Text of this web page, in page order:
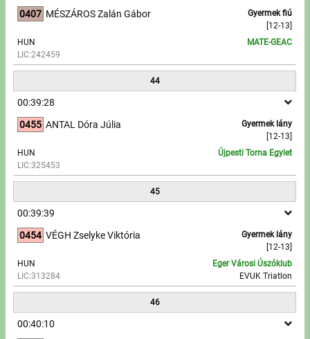
0407
Gyermek fiú
[12-13]
MÉSZÁROS Zalán Gábor
HUN
LIC:242459
MATE-GEAC
44
00:39:28
0455
Gyermek lány
[12-13]
ANTAL Dóra Júlia
HUN
LIC:325453
Újpesti Torna Egylet
45
00:39:39
0454
Gyermek lány
[12-13]
VÉGH Zselyke Viktória
HUN
LIC:313284
Eger Városi Úszóklub
EVUK Triatlon
46
00:40:10